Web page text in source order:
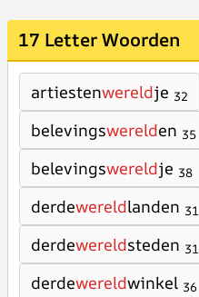
17 Letter Woorden
artiestenwereldje 32
belevingswerelden 35
belevingswereldje 38
derdewereldlanden 31
derdewereldsteden 31
derdewereldwinkel 36